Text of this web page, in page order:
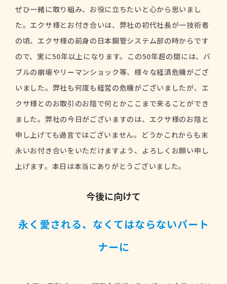
ぜひ一緒に取り組み、お役に立ちたいと心から思いまし
た。エクサ様とお付き合いは、弊社の初代社長が一技術者
の頃、エクサ様の前身の日本鋼管システム部の時からです
ので、実に50年以上になります。この50年超の間には、バ
ブルの崩壊やリーマンショック等、様々な経済危機がござ
いました。弊社も何度も経営の危機がございましたが、エ
クサ様とのお取引のお陰で何とかここまで来ることができ
ました。弊社の今日がございますのは、エクサ様のお陰と
申し上げても過言ではございません。どうかこれからも末
永いお付き合いをいただけますよう、よろしくお願い申し
上げます。本日は本当にありがとうございました。
今後に向けて
永く愛される、なくてはならないパート
ナーに